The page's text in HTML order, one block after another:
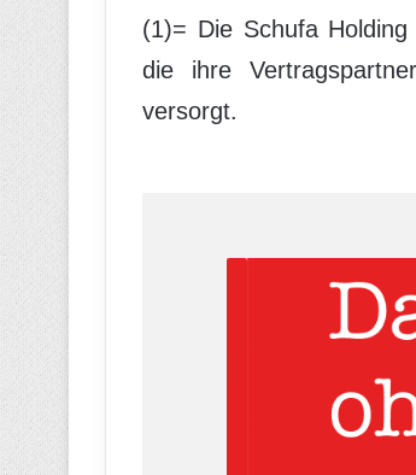
(1)= Die Schufa
die ihre
versorgt.